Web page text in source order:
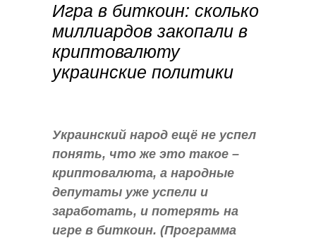
Игра в биткоин: сколько
миллиардов закопали в
криптовалюту
украинские политики
Украинский народ ещё не успел
понять, что же это такое –
криптовалюта, а народные
депутаты уже успели и
заработать, и потерять на
игре в биткоин. (Программа